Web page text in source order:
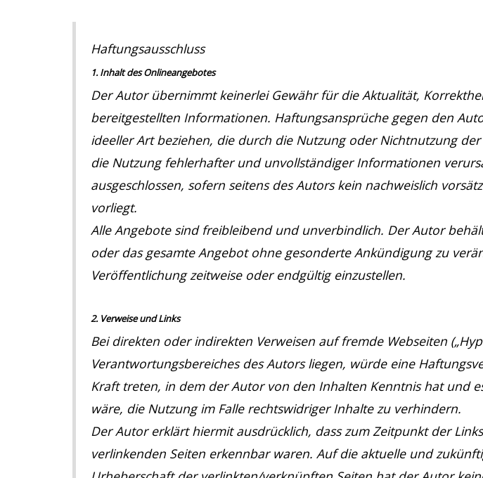
Haftungsausschluss
1. Inhalt des Onlineangebotes
Der Autor übernimmt keinerlei Gewähr für die Aktualität,
bereitgestellten Informationen. Haftungsansprüche gegen den
ideeller Art beziehen, die durch die Nutzung oder Nichtnutzung
die Nutzung fehlerhafter und unvollständiger Informationen
ausgeschlossen, sofern seitens des Autors kein nachweislich
vorliegt.
Alle Angebote sind freibleibend und unverbindlich. Der Autor
oder das gesamte Angebot ohne gesonderte Ankündigung zu
Veröffentlichung zeitweise oder endgültig einzustellen.
2. Verweise und Links
Bei direkten oder indirekten Verweisen auf fremde Webseiten
Verantwortungsbereiches des Autors liegen, würde eine
Kraft treten, in dem der Autor von den Inhalten Kenntnis hat und
wäre, die Nutzung im Falle rechtswidriger Inhalte zu verhindern.
Der Autor erklärt hiermit ausdrücklich, dass zum Zeitpunkt der
verlinkenden Seiten erkennbar waren. Auf die aktuelle und